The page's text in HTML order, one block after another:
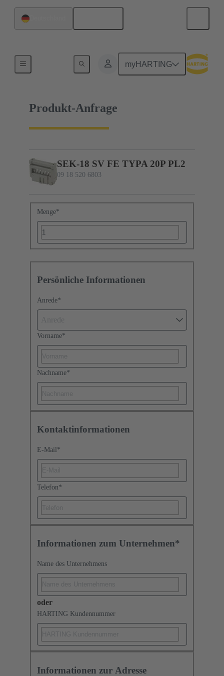
myHARTING
09 18 520 6803
Produkt-Anfrage
SEK-18 SV FE TYPA 20P PL2
09 18 520 6803
Menge*
Persönliche Informationen
Anrede*
Vorname*
Nachname*
Kontaktinformationen
E-Mail *
Telefon*
Informationen zum Unternehmen*
Name des Unternehmens
oder
HARTING Kundennummer
Informationen zur Adresse